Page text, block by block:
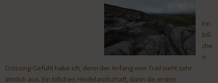
Ein
biß
che
n
Crossing-Gefühl habe ich, denn der Anfang vom Trail sieht sehr
ähnlich aus. Ein bißchen Heidelandschaft, dann die ersten